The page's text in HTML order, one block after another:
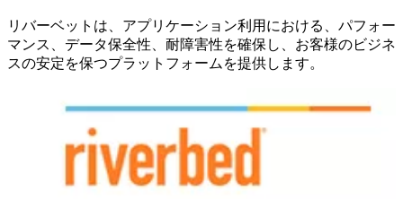
リバーベットは、アプリケーション利用における、パフォー
マンス、データ保全性、耐障害性を確保し、お客様のビジネ
スの安定を保つプラットフォームを提供します。